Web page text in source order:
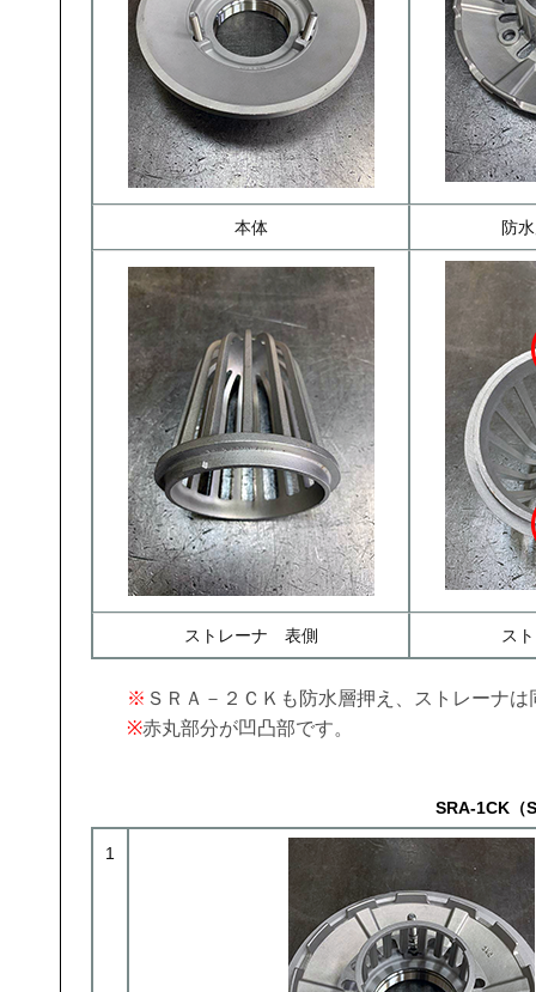
本体 防
ストレーナ 表側 ス
※ ＳＲＡ－２ＣＫも防水層押え、ストレーナは
※赤丸部分が凹凸部です。
SRA-1CK（
1